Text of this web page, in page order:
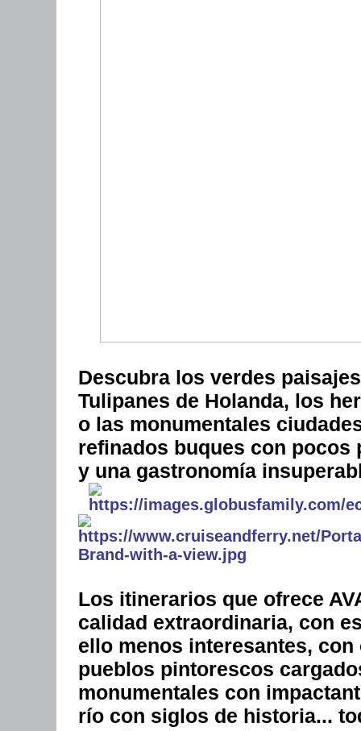
Descubra los verdes
Tulipanes de Holanda, los
o las monumentales
refinados buques con
y una gastronomía
Los itinerarios que ofrece
calidad extraordinaria, con
ello menos interesantes,
pueblos pintorescos
monumentales con
río con siglos de historia...